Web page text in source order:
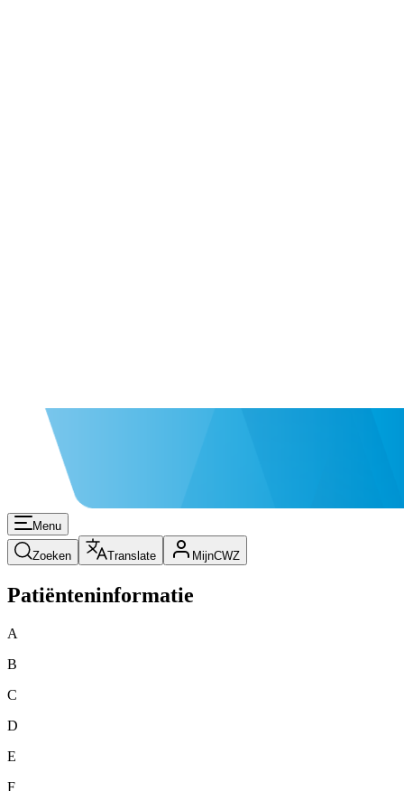
Menu
Zoeken Translate MijnCWZ
Patiënteninformatie
A
B
C
D
E
F